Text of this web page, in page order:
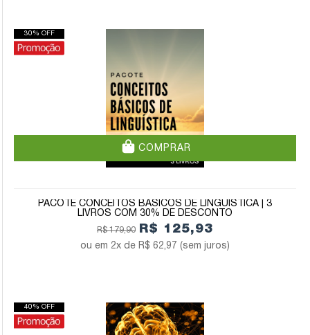
COMPRAR
30% OFF
PACOTE CONCEITOS BÁSICOS DE LINGUÍSTICA | 3
LIVROS COM 30% DE DESCONTO
R$ 179,90 R$ 125,93
2x de R$ 62,97 (sem juros)
40% OFF